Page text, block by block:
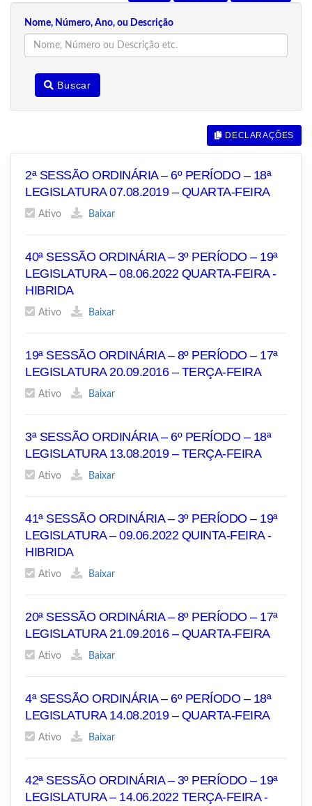
Nome, Número, Ano, ou Descrição
Buscar
DECLARAÇÕES
2ª SESSÃO ORDINÁRIA – 6º PERÍODO – 18ª
LEGISLATURA 07.08.2019 – QUARTA-FEIRA
Ativo Baixar
40ª SESSÃO ORDINÁRIA – 3º PERÍODO – 19ª
LEGISLATURA – 08.06.2022 QUARTA-FEIRA -
HIBRIDA
Ativo Baixar
19ª SESSÃO ORDINÁRIA – 8º PERÍODO – 17ª
LEGISLATURA 20.09.2016 – TERÇA-FEIRA
Ativo Baixar
3ª SESSÃO ORDINÁRIA – 6º PERÍODO – 18ª
LEGISLATURA 13.08.2019 – TERÇA-FEIRA
Ativo Baixar
41ª SESSÃO ORDINÁRIA – 3º PERÍODO – 19ª
LEGISLATURA – 09.06.2022 QUINTA-FEIRA -
HIBRIDA
Ativo Baixar
20ª SESSÃO ORDINÁRIA – 8º PERÍODO – 17ª
LEGISLATURA 21.09.2016 – QUARTA-FEIRA
Ativo Baixar
4ª SESSÃO ORDINÁRIA – 6º PERÍODO – 18ª
LEGISLATURA 14.08.2019 – QUARTA-FEIRA
Ativo Baixar
42ª SESSÃO ORDINÁRIA – 3º PERÍODO – 19ª
LEGISLATURA – 14.06.2022 TERÇA-FEIRA -